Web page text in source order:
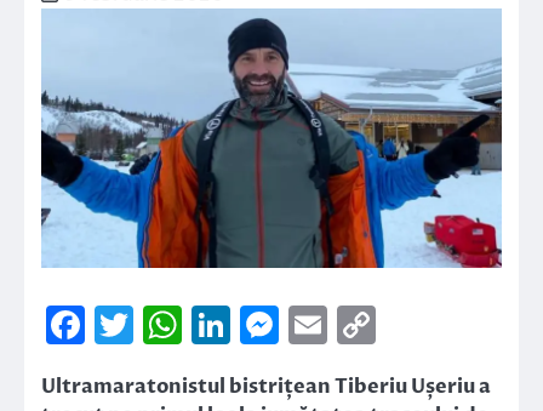
Facebook
Twitter
WhatsApp
LinkedIn
Messenger
Email
Link
Ultramaratonistul bistrițean Tiberiu Ușeriu a